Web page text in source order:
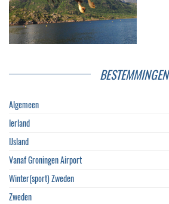
BESTEMMINGEN
Algemeen
Ierland
IJsland
Vanaf Groningen Airport
Winter(sport) Zweden
Zweden